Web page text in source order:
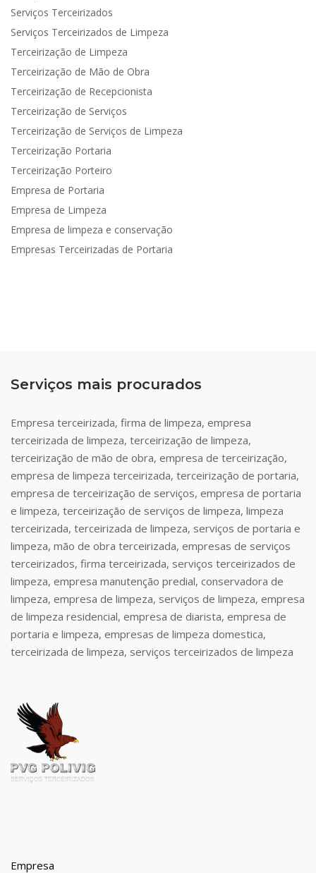
Serviços Terceirizados
Serviços Terceirizados de Limpeza
Terceirização de Limpeza
Terceirização de Mão de Obra
Terceirização de Recepcionista
Terceirização de Serviços
Terceirização de Serviços de Limpeza
Terceirização Portaria
Terceirização Porteiro
Empresa de Portaria
Empresa de Limpeza
Empresa de limpeza e conservação
Empresas Terceirizadas de Portaria
Serviços mais procurados
Empresa terceirizada, firma de limpeza, empresa
terceirizada de limpeza, terceirização de limpeza,
terceirização de mão de obra, empresa de terceirização,
empresa de limpeza terceirizada, terceirização de portaria,
empresa de terceirização de serviços, empresa de portaria
e limpeza, terceirização de serviços de limpeza, limpeza
terceirizada, terceirizada de limpeza, serviços de portaria e
limpeza, mão de obra terceirizada, empresas de serviços
terceirizados, firma terceirizada, serviços terceirizados de
limpeza, empresa manutenção predial, conservadora de
limpeza, empresa de limpeza, serviços de limpeza, empresa
de limpeza residencial, empresa de diarista, empresa de
portaria e limpeza, empresas de limpeza domestica,
terceirizada de limpeza, serviços terceirizados de limpeza
Empresa